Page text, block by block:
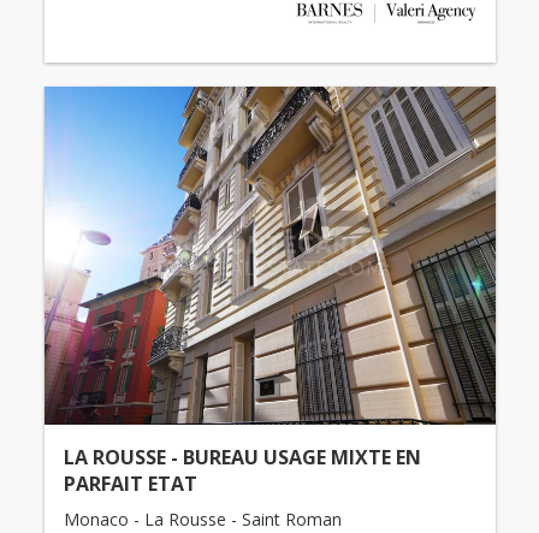
LA ROUSSE - BUREAU USAGE MIXTE EN
PARFAIT ETAT
Monaco - La Rousse - Saint Roman